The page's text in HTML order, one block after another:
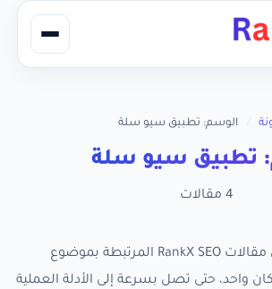
الوسم: تطبيق سيو سلة
تطبيق سيو سلة
4 مقالات
تجمع هذه الصفحة كل مقالات RankX SEO المرتبطة بموضوع
واحد، حتى تصل بسرعة إلى الأدلة العملية